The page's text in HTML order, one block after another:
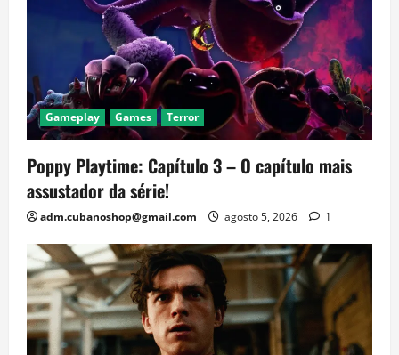
Gameplay Games Terror
Poppy Playtime: Capítulo 3 – O capítulo mais
assustador da série!
adm.cubanoshop@gmail.com agosto 5, 2026 1